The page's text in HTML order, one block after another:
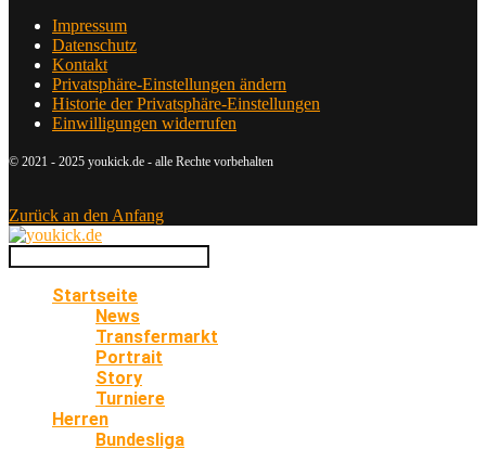
Impressum
Datenschutz
Kontakt
Privatsphäre-Einstellungen ändern
Historie der Privatsphäre-Einstellungen
Einwilligungen widerrufen
© 2021 - 2025 youkick.de - alle Rechte vorbehalten
Zurück an den Anfang
Startseite
News
Transfermarkt
Portrait
Story
Turniere
Herren
Bundesliga